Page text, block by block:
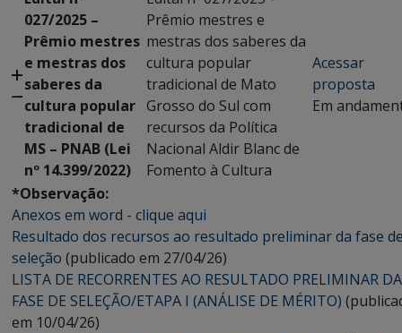
027/2025 –
Prêmio mestres
e mestras dos
saberes da
cultura popular
tradicional de
MS – PNAB (Lei
nº 14.399/2022)
Prêmio mestres e
mestras dos saberes da
cultura popular
tradicional de Mato
Grosso do Sul com
recursos da Política
Nacional Aldir Blanc de
Fomento à Cultura
Acessar
proposta
Em
*Observação:
Anexos em word - clique aqui
Resultado dos recursos ao resultado preliminar da fase
seleção (publicado em 27/04/26)
LISTA DE RECORRENTES AO RESULTADO PRELIMINAR DA
FASE DE SELEÇÃO/ETAPA I (ANÁLISE DE MÉRITO)
em 10/04/26)